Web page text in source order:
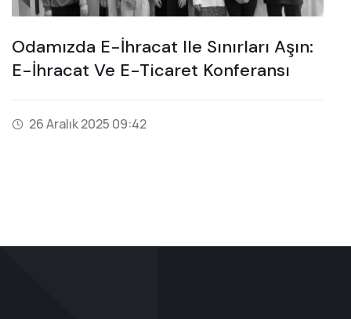
Odamızda E-İhracat Ile Sınırları Aşın:
E-İhracat Ve E-Ticaret Konferansı
26 Aralık 2025 09:42